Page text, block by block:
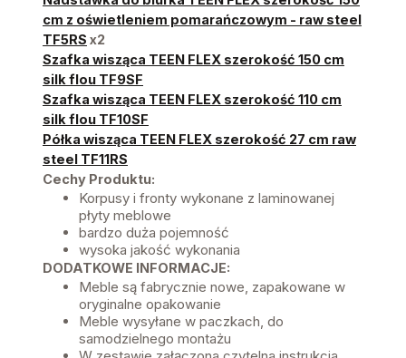
cm z oświetleniem pomarańczowym - raw steel
TF5RS x2
Szafka wisząca TEEN FLEX szerokość 150 cm
silk flou TF9SF
Szafka wisząca TEEN FLEX szerokość 110 cm
silk flou TF10SF
Półka wisząca TEEN FLEX szerokość 27 cm raw
steel TF11RS
Cechy Produktu:
Korpusy i fronty wykonane z laminowanej
płyty meblowe
bardzo duża pojemność
wysoka jakość wykonania
DODATKOWE INFORMACJE:
Meble są fabrycznie nowe, zapakowane w
oryginalne opakowanie
Meble wysyłane w paczkach, do
samodzielnego montażu